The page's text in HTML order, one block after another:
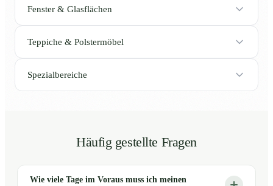
Fenster & Glasflächen
Teppiche & Polstermöbel
Spezialbereiche
Häufig gestellte Fragen
Wie viele Tage im Voraus muss ich meinen